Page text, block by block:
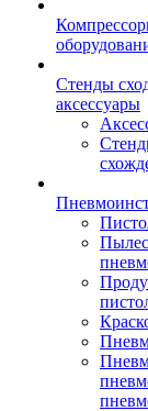
Стенды
аксессуары